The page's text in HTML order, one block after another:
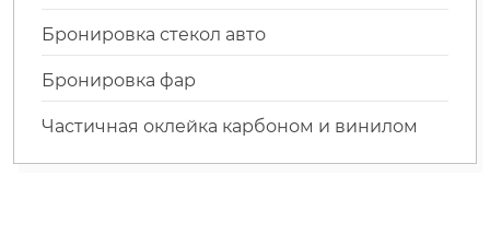
Бронировка стекол авто
Бронировка фар
Частичная оклейка карбоном и винилом